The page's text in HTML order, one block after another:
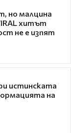
но малцина
хитът
не е изпят
истинската
на